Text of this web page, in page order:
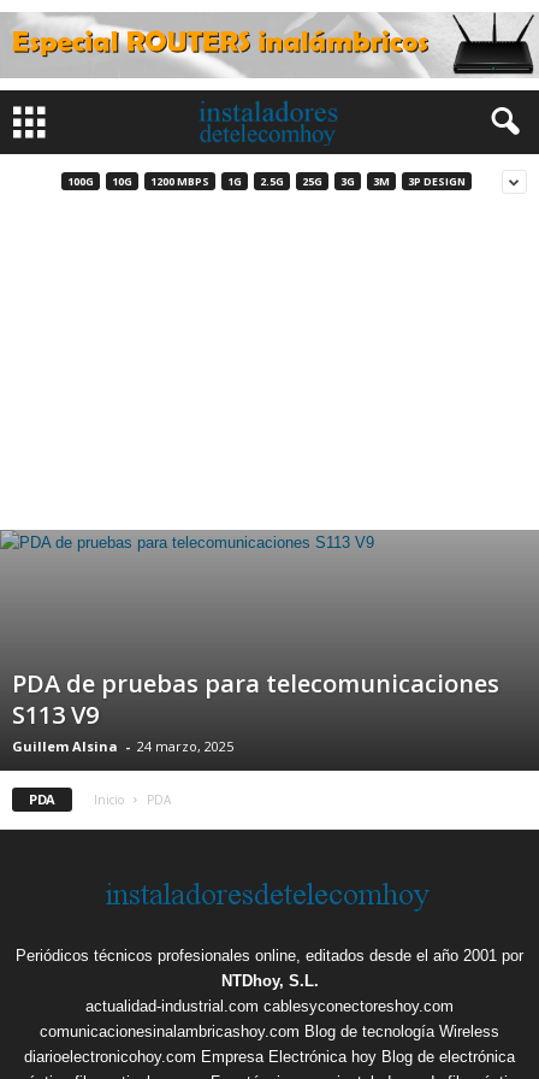
100G 10G 1200 MBPS 1G 2.5G 25G 3G 3M 3P DESIGN
PDA de pruebas para telecomunicaciones
S113 V9
Guillem Alsina - 24 marzo, 2025
PDA Inicio PDA
Periódicos técnicos profesionales online, editados desde el año 2001 por
NTDhoy, S.L.
actualidad-industrial.com cablesyconectoreshoy.com
comunicacionesinalambricashoy.com Blog de tecnología Wireless
diarioelectronicohoy.com Empresa Electrónica hoy Blog de electrónica